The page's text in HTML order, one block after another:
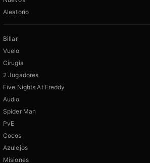
Aleatorio
Billar
Vuelo
Cirugía
2 Jugadores
Five Nights At Freddy
Audio
Spider Man
PvE
Cocos
Azulejos
Misiones